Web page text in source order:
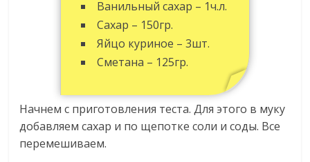
Ванильный сахар – 1ч.л.
Сахар – 150гр.
Яйцо куриное – 3шт.
Сметана – 125гр.
Начнем с приготовления теста. Для этого в муку
добавляем сахар и по щепотке соли и соды. Все
перемешиваем.